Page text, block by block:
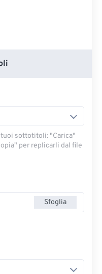
sottotitoli: "Carica"
per replicarli dal file
Sfoglia